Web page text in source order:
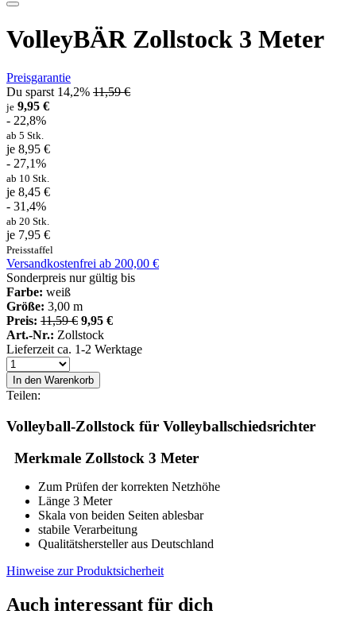
VolleyBÄR Zollstock 3 Meter
Preisgarantie
Du sparst 14,2% 11,59 €
je 9,95 €
- 22,8%
ab 5 Stk.
je 8,95 €
- 27,1%
ab 10 Stk.
je 8,45 €
- 31,4%
ab 20 Stk.
je 7,95 €
Preisstaffel
Versandkostenfrei ab 200,00 €
Sonderpreis nur gültig bis
Farbe: weiß
Größe: 3,00 m
Preis: 11,59 € 9,95 €
Art.-Nr.: Zollstock
Lieferzeit ca. 1-2 Werktage
In den Warenkorb
Teilen:
Volleyball-Zollstock für Volleyballschiedsrichter
Merkmale Zollstock 3 Meter
Zum Prüfen der korrekten Netzhöhe
Länge 3 Meter
Skala von beiden Seiten ablesbar
stabile Verarbeitung
Qualitätshersteller aus Deutschland
Hinweise zur Produktsicherheit
Auch interessant für dich